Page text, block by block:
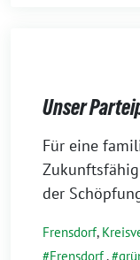
Unser
1
6
.
e
Für eine
der
Frensdorf,
Frensdorf,